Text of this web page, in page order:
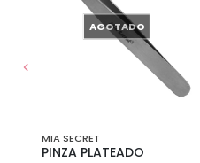
AGOTADO
MIA SECRET
PINZA PLATEADO